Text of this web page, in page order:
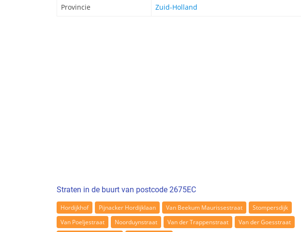
Provincie
Zuid-Holland
Straten in de buurt van postcode 2675EC
Hordijkhof Pijnacker Hordijklaan Van Beekum Maurissestraat
Stompersdijk
Van Poeljestraat
Noorduynstraat Van der Trappenstraat
Van der Goesstraat